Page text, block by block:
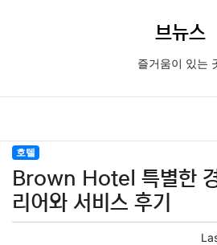
브뉴스
즐거움이 있는
호텔
Brown Hotel 특별한 경
리어와 서비스 후기